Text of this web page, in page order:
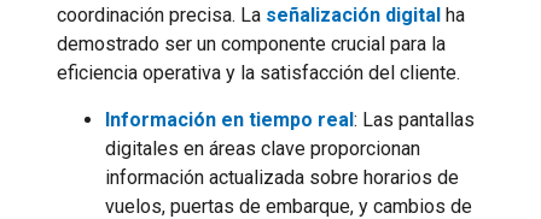
coordinación precisa. La señalización digital ha
demostrado ser un componente crucial para la
eficiencia operativa y la satisfacción del cliente.
Información en tiempo real: Las pantallas
digitales en áreas clave proporcionan
información actualizada sobre horarios de
vuelos, puertas de embarque, y cambios de